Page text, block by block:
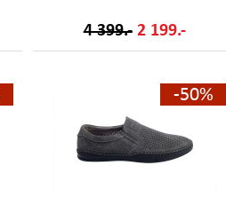
4 399.- 2 199.-
-50%